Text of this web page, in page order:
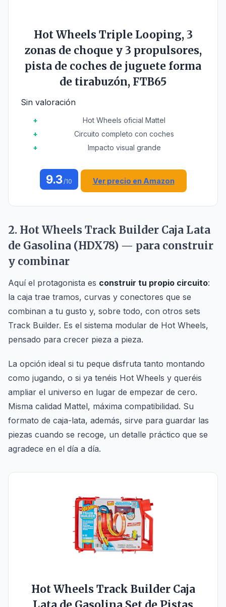
Hot Wheels Triple Looping, 3
zonas de choque y 3 propulsores,
pista de coches de juguete forma
de tirabuzón, FTB65
Sin valoración
Hot Wheels oficial Mattel
Circuito completo con coches
Impacto visual grande
9.3 /10 Ver precio en Amazon
2. Hot Wheels Track Builder Caja Lata
de Gasolina (HDX78) — para construir
y combinar
Aquí el protagonista es construir tu propio circuito:
la caja trae tramos, curvas y conectores que se
combinan a tu gusto y, sobre todo, con otros sets
Track Builder. Es el sistema modular de Hot Wheels,
pensado para crecer pieza a pieza.
La opción ideal si tu peque disfruta tanto montando
como jugando, o si ya tenéis Hot Wheels y queréis
ampliar el universo en lugar de empezar de cero.
Misma calidad Mattel, máxima compatibilidad. Su
formato de caja-lata, además, sirve para guardar las
piezas cuando se recoge, un detalle práctico que se
agradece en el día a día.
Hot Wheels Track Builder Caja